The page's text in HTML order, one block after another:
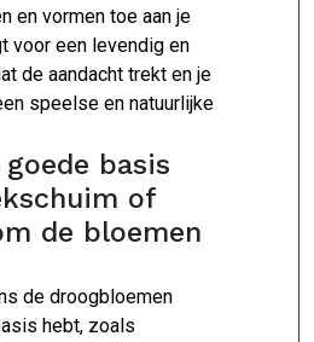
en vormen toe aan je
voor een levendig en
de aandacht trekt en je
speelse en natuurlijke
basis
of
de bloemen
de droogbloemen
hebt, zoals